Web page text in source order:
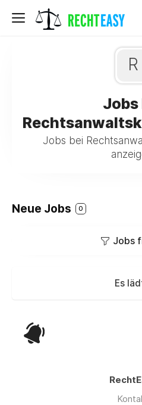
R
Jobs
Jobs bei
Neue Jobs 0
Jobs
Es